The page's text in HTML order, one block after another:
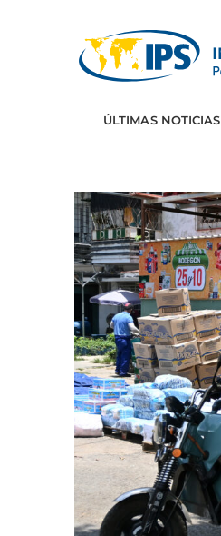
ÚLTIMAS NOTICIAS